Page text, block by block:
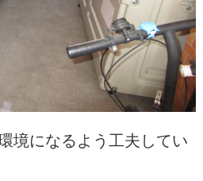
境になるよう工夫してい